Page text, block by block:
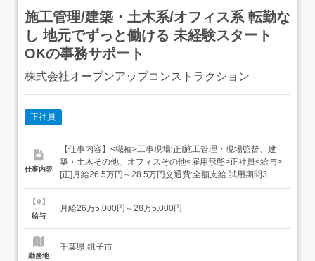
施工管理/建築・土木系/オフィス系 転勤な
し 地元でずっと働ける 未経験スタート
OKの事務サポート
株式会社オープンアップコンストラクション
正社員
仕事内容
【仕事内容】<職種>工事現場[正]施工管理・現場監督、建
築・土木その他、オフィスその他<雇用形態>正社員<給与>
[正]月給26.5万円～28.5万円交通費:全額支給 試用期間3ヶ
月(雇用形態は本採用時と同条件/給与は下記参照) 固定残業
ヵ月目:月給23.9万円～2～3ヶ月目:月給28万円 固定残業代
給与
月給26万5,000円～28万5,000円
勤務地
千葉県 銚子市